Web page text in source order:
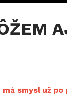
smysl už po